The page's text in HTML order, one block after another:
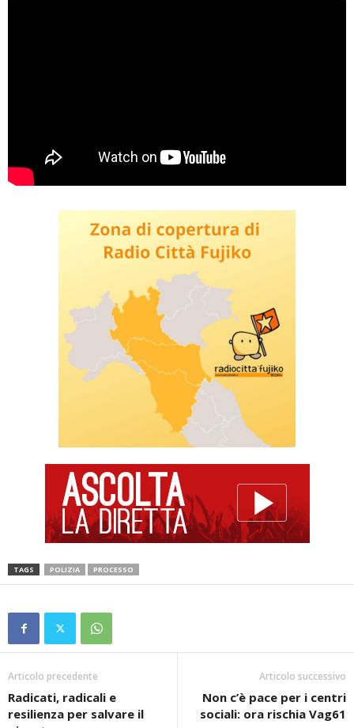
TAGS POLIZIA PROCESSO
Articolo precedente
Radicati, radicali e
resilienza per salvare il
Articolo successivo
Non c’è pace per i centri
sociali: ora rischia Vag61